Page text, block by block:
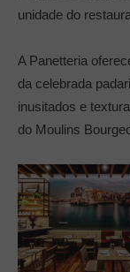
unidade do
A Panetteria
da celebrada
inusitados e
do Moulins